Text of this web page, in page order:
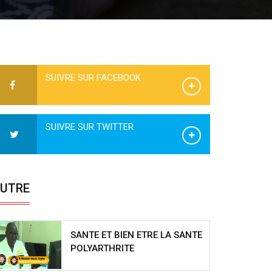
SUIVRE SUR FACEBOOK
SUIVRE SUR TWITTER
SANTE ET BIEN ETRE LA SANTE
POLYARTHRITE